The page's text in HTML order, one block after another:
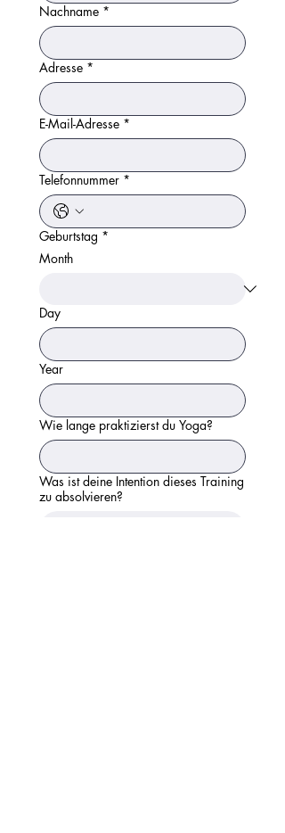
Nachname *
Adresse *
E-Mail-Adresse *
Telefonnummer *
Geburtstag *
Month
Day
Year
Wie lange praktizierst du Yoga?
Was ist deine Intention dieses Training
zu absolvieren?